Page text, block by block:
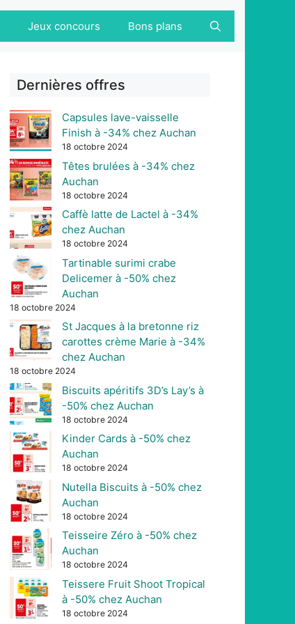
Jeux concours Bons plans
Dernières offres
Capsules lave-vaisselle
Finish à -34% chez Auchan
18 octobre 2024
Têtes brulées à -34% chez
Auchan
18 octobre 2024
Caffè latte de Lactel à -34%
chez Auchan
18 octobre 2024
Tartinable surimi crabe
Delicemer à -50% chez
Auchan
18 octobre 2024
St Jacques à la bretonne riz
carottes crème Marie à -34%
chez Auchan
18 octobre 2024
Biscuits apéritifs 3D’s Lay’s à
-50% chez Auchan
18 octobre 2024
Kinder Cards à -50% chez
Auchan
18 octobre 2024
Nutella Biscuits à -50% chez
Auchan
18 octobre 2024
Teisseire Zéro à -50% chez
Auchan
18 octobre 2024
Teissere Fruit Shoot Tropical
à -50% chez Auchan
18 octobre 2024